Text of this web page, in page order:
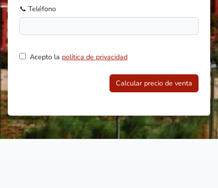
📞 Teléfono
Acepto la política de privacidad
Calcular precio de venta